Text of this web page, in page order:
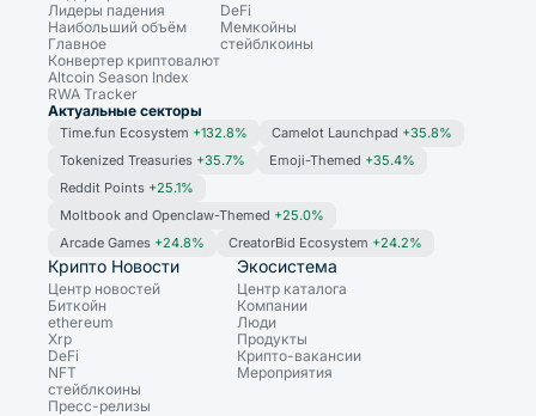
Лидеры падения
Наибольший объём
Главное
Конвертер криптовалют
Altcoin Season Index
RWA Tracker
DeFi
Мемкойны
стейблкоины
Актуальные секторы
Time.fun Ecosystem +132.8% Camelot Launchpad +35.8%
Tokenized Treasuries +35.7% Emoji-Themed +35.4%
Reddit Points +25.1%
Moltbook and Openclaw-Themed +25.0%
Arcade Games +24.8% CreatorBid Ecosystem +24.2%
Крипто Новости
Центр новостей
Биткойн
ethereum
Xrp
DeFi
NFT
стейблкоины
Пресс-релизы
Экосистема
Центр каталога
Компании
Люди
Продукты
Крипто-вакансии
Мероприятия